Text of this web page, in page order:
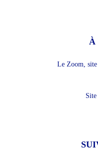
À
Le Zoom,
Site